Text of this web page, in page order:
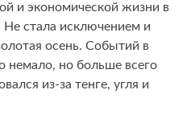
и экономической жизни в
Не стала исключением и
осень. Событий в
немало, но больше всего
из-за тенге, угля и